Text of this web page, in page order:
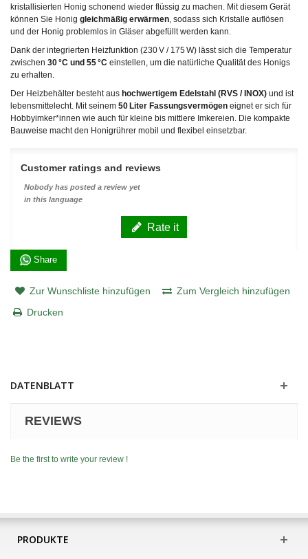
kristallisierten Honig schonend wieder flüssig zu machen. Mit diesem Gerät
können Sie Honig gleichmäßig erwärmen, sodass sich Kristalle auflösen
und der Honig problemlos in Gläser abgefüllt werden kann.
Dank der integrierten Heizfunktion (230 V / 175 W) lässt sich die Temperatur
zwischen 30 °C und 55 °C einstellen, um die natürliche Qualität des Honigs
zu erhalten.
Der Heizbehälter besteht aus hochwertigem Edelstahl (RVS / INOX) und ist
lebensmittelecht. Mit seinem 50 Liter Fassungsvermögen eignet er sich für
Hobbyimker*innen wie auch für kleine bis mittlere Imkereien. Die kompakte
Bauweise macht den Honigrührer mobil und flexibel einsetzbar.
Customer ratings and reviews
Nobody has posted a review yet
in this language
Rate it
Share
Zur Wunschliste hinzufügen
Zum Vergleich hinzufügen
Drucken
DATENBLATT
REVIEWS
Be the first to write your review !
PRODUKTE